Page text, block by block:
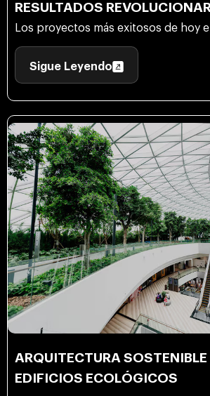
RESULTADOS
Los proyectos más exitosos de hoy
Sigue Leyendo
ARQUITECTURA SOSTENIBLE
EDIFICIOS ECOLÓGICOS